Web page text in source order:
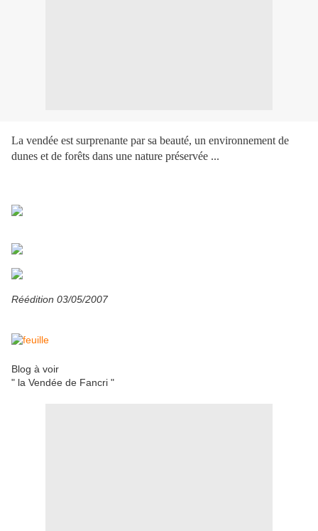
La vendée est surprenante par sa beauté, un environnement de
dunes et de forêts dans une nature préservée ...
Réédition 03/05/2007
Blog à voir
" la Vendée de Fancri "